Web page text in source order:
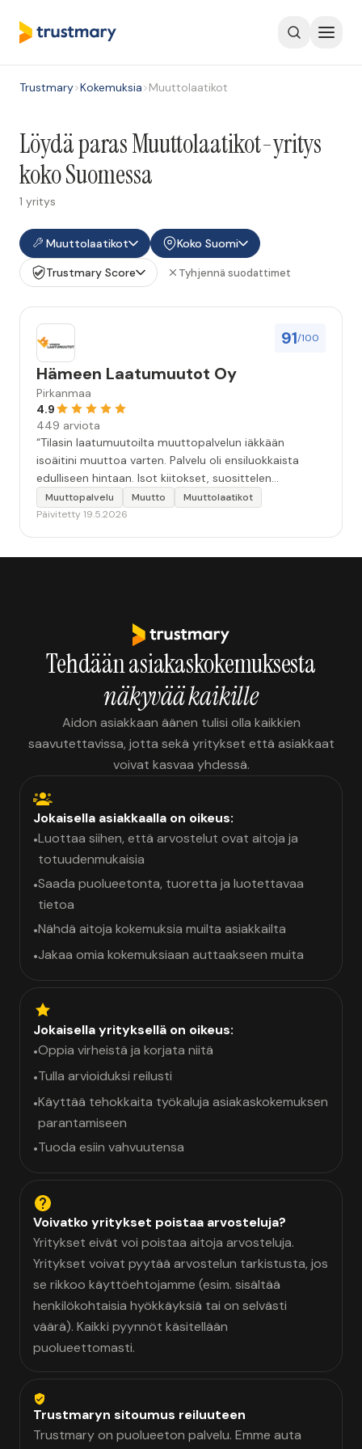
Trustmary>Kokemuksia>Muuttolaatikot
Löydä paras Muuttolaatikot-yritys
koko Suomessa
1 yritys
Muuttolaatikot
Koko Suomi
Trustmary Score
Tyhjennä suodattimet
91/100
Hämeen Laatumuutot Oy
Pirkanmaa
4.9
449 arviota
“Tilasin laatumuutoilta muuttopalvelun iäkkään
isoäitini muuttoa varten. Palvelu oli ensiluokkaista
edulliseen hintaan. Isot kiitokset, suosittelen
lämpimästi.”
Muuttopalvelu Muutto
Muuttolaatikot
Päivitetty 19.5.2026
Tehdään asiakaskokemuksesta
näkyvää kaikille
Aidon asiakkaan äänen tulisi olla kaikkien
saavutettavissa, jotta sekä yritykset että asiakkaat
voivat kasvaa yhdessä.
Jokaisella asiakkaalla on oikeus:
•Luottaa siihen, että arvostelut ovat aitoja ja
totuudenmukaisia
•Saada puolueetonta, tuoretta ja luotettavaa
tietoa
•Nähdä aitoja kokemuksia muilta asiakkailta
•Jakaa omia kokemuksiaan auttaakseen muita
Jokaisella yrityksellä on oikeus:
•Oppia virheistä ja korjata niitä
•Tulla arvioiduksi reilusti
•Käyttää tehokkaita työkaluja asiakaskokemuksen
parantamiseen
•Tuoda esiin vahvuutensa
Voivatko yritykset poistaa arvosteluja?
Yritykset eivät voi poistaa aitoja arvosteluja.
Yritykset voivat pyytää arvostelun tarkistusta, jos
se rikkoo käyttöehtojamme (esim. sisältää
henkilökohtaisia hyökkäyksiä tai on selvästi
väärä). Kaikki pyynnöt käsitellään
puolueettomasti.
Trustmaryn sitoumus reiluuteen
Trustmary on puolueeton palvelu. Emme auta